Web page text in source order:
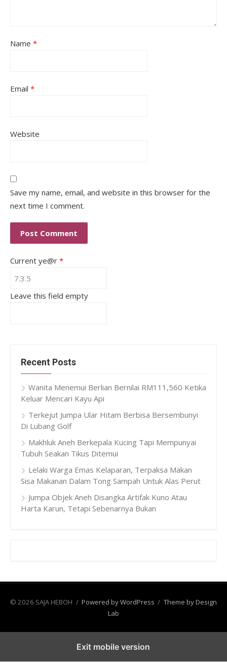
Name *
Email *
Website
Save my name, email, and website in this browser for the
next time I comment.
Current ye@r *
Leave this field empty
Recent Posts
Wanita Menemui Berlian Bernilai RM111,560 Ketika
Keluar Mencari Kayu Api
Terkejut Jumpa Ular Hitam Berbisa Bersembunyi
Di Lubang Golf
Makhluk Aneh Berkepala Kucing Tapi Mempunyai
Tubuh Seakan Tikus Ditemui
Lelaki Warga Emas Kelaparan, Terpaksa Makan
Sisa Makanan Dalam Tong Sampah Untuk Alas Perut
Jumpa Objek Aneh Disangka Artifak Kuno Atau
Harta Karun, Tetapi Sebenarnya Bukan
© 2026 SAJA HEBOH / Powered by WordPress / Theme by Design
Lab
Exit mobile version